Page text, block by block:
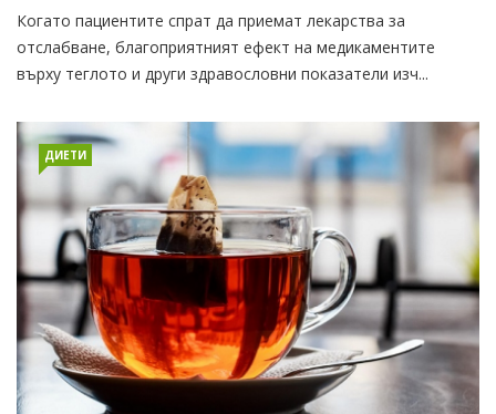
Когато пациентите спрат да приемат лекарства за
отслабване, благоприятният ефект на медикаментите
върху теглото и други здравословни показатели изч...
ДИЕТИ